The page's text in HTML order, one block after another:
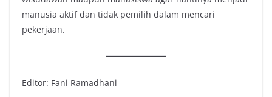
manusia aktif dan tidak pemilih dalam mencari
pekerjaan.
Editor: Fani Ramadhani